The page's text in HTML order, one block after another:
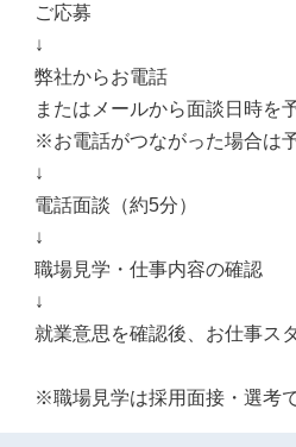
ご応募
↓
弊社からお電話
またはメールから面談日時を
※お電話がつながった場合は
↓
電話面談（約5分）
↓
職場見学・仕事内容の確認
↓
就業意思を確認後、お仕事ス
※職場見学は採用面接・選考